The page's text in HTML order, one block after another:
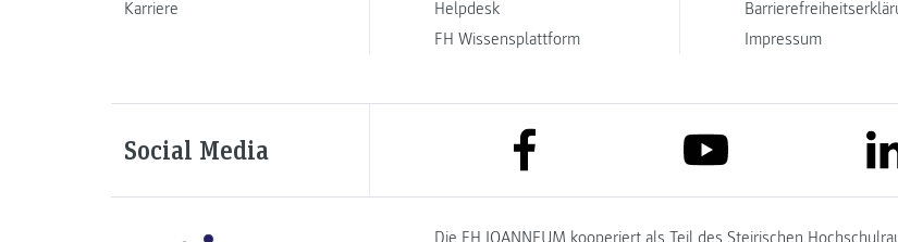
Karriere
Helpdesk
FH Wissensplattform
Impressum
Social Media link to facebook link to youtube
Die FH JOANNEUM kooperiert als Teil des Steirischen